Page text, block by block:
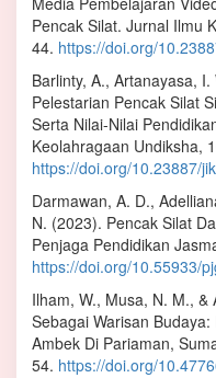
Pencak Silat. Jurnal Ilmu
44. https://doi.org/
Barlinty, A., Artanayasa,
Pelestarian Pencak Silat
Serta Nilai-Nilai
Keolahragaan Undiksha,
https://doi.org/10.23887/
Darmawan, A. D.,
N. (2023). Pencak Silat
Penjaga Pendidikan
https://doi.org/10.55933/
Ilham, W., Musa, N. M.,
Sebagai Warisan
Ambek Di Pariaman,
54. https://doi.org/